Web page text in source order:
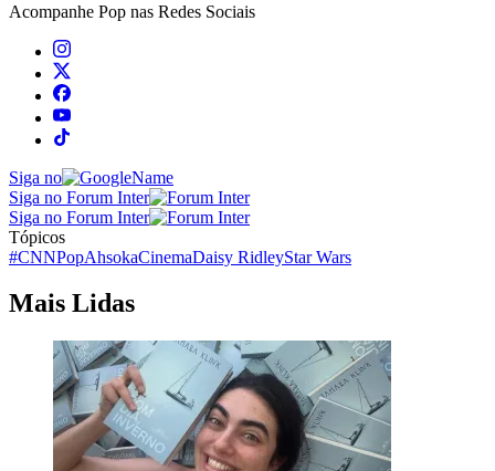
Acompanhe Pop nas Redes Sociais
Siga no
Siga no Forum Inter
Siga no Forum Inter
Tópicos
#CNNPopAhsokaCinemaDaisy RidleyStar Wars
Mais Lidas